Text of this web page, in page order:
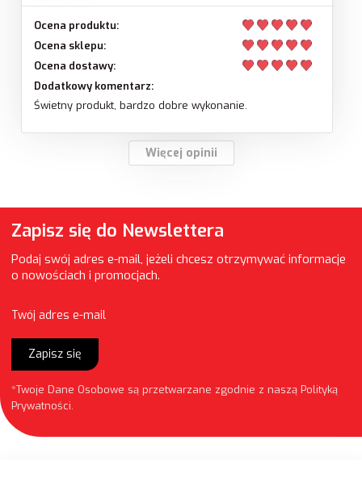
Ocena produktu:
Ocena sklepu:
Ocena dostawy:
Dodatkowy komentarz:
Świetny produkt, bardzo dobre wykonanie.
Więcej opinii
Zapisz się do Newslettera
Podaj swój adres e-mail, jeżeli chcesz otrzymywać informacje
o nowościach i promocjach.
Twój adres e-mail
Zapisz się
*Twoje Dane Osobowe są przetwarzane zgodnie z naszą Polityką
Prywatności.